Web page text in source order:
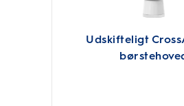
Udskifteligt